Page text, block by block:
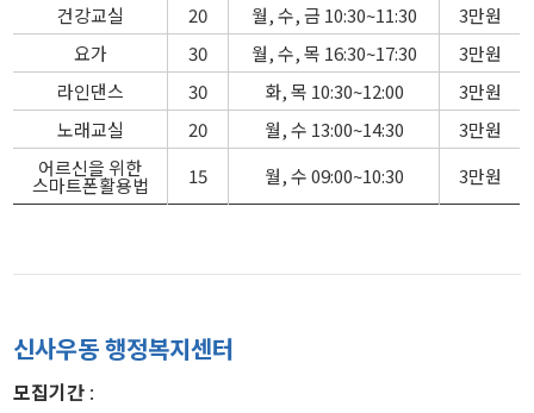
건강교실
20 월, 수, 금 10:30~11:30
3만원
요가
30 월, 수, 목 16:30~17:30
3만원
라인댄스
30 화, 목 10:30~12:00
3만원
노래교실
20 월, 수 13:00~14:30
3만원
어르신을 위한
스마트폰활용법 15 월, 수 09:00~10:30 3만원
신사우동 행정복지센터
모집기간 :